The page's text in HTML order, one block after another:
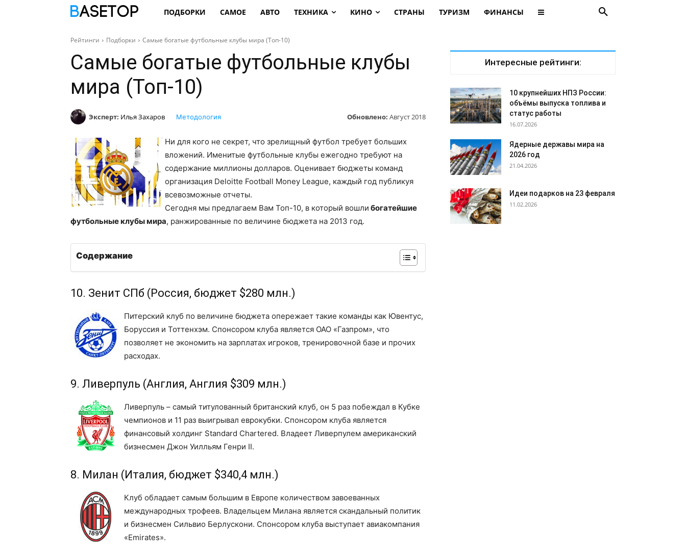
ПОДБОРКИ САМОЕ АВТО ТЕХНИКА КИНО СТРАНЫ ТУРИЗМ ФИНАНСЫ
Рейтинги Подборки Самые богатые футбольные клубы мира (Топ-10)
Самые богатые футбольные клубы
мира (Топ-10)
Эксперт: Илья Захаров Обновлено: Август 2018
Методология
Ни для кого не секрет, что зрелищный футбол требует больших
вложений. Именитые футбольные клубы ежегодно требуют на
содержание миллионы долларов. Оценивает бюджеты команд
организация Deloitte Football Money League, каждый год публикуя
всевозможные отчеты.
Сегодня мы предлагаем Вам Топ-10, в который вошли богатейшие
футбольные клубы мира, ранжированные по величине бюджета на 2013 год.
Содержание
10. Зенит СПб (Россия, бюджет $280 млн.)
Питерский клуб по величине бюджета опережает такие команды как Ювентус,
Боруссия и Тоттенхэм. Спонсором клуба является ОАО «Газпром», что
позволяет не экономить на зарплатах игроков, тренировочной базе и прочих
расходах.
9. Ливерпуль (Англия, Англия $309 млн.)
Ливерпуль – самый титулованный британский клуб, он 5 раз побеждал в Кубке
чемпионов и 11 раз выигрывал еврокубки. Спонсором клуба является
финансовый холдинг Standard Chartered. Владеет Ливерпулем американский
бизнесмен Джон Уилльям Генри II.
8. Милан (Италия, бюджет $340,4 млн.)
Клуб обладает самым большим в Европе количеством завоеванных
международных трофеев. Владельцем Милана является скандальный политик
и бизнесмен Сильвио Берлускони. Спонсором клуба выступает авиакомпания
«Emirates».
Интересные рейтинги:
10 крупнейших НПЗ России:
объёмы выпуска топлива и
статус работы
16.07.2026
Ядерные державы мира на
2026 год
21.04.2026
Идеи подарков на 23 февраля
11.02.2026